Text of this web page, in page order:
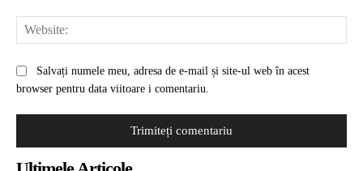
Salvați numele meu, adresa de e-mail și site-ul web în acest
browser pentru data viitoare i comentariu.